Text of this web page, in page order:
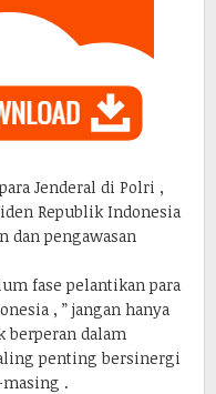
Jenderal di Polri ,
Republik Indonesia
dan pengawasan
fase pelantikan para
, ” jangan hanya
berperan dalam
penting bersinergi
.